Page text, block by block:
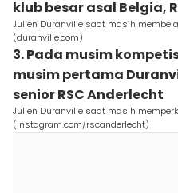
klub besar asal Belgia,
Julien Duranville saat masih
(duranville.com)
3. Pada musim
musim pertama
senior RSC Anderlecht
Julien Duranville saat masih
(instagram.com/rscanderlecht)